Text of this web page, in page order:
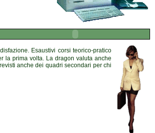
Esaustivi corsi teorico-pratico
la prima volta. La dragon valuta anche
anche dei quadri secondari per chi